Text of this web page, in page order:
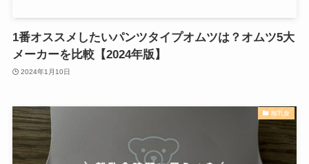
1番オススメしたいパンツタイプオムツは？オムツ5大
メーカーを比較【2024年版】
2024年1月10日
離乳食